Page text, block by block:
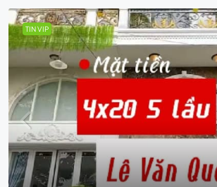
TIN VIP